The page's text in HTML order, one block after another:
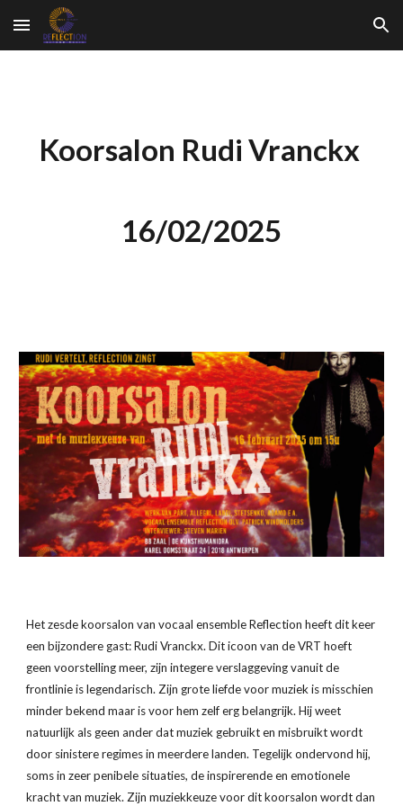
Skip to main content Skip to navigation
Koorsalon Rudi Vranckx
16/02/2025
Het zesde koorsalon van vocaal ensemble Reflection heeft dit keer
een bijzondere gast: Rudi Vranckx. Dit icoon van de VRT hoeft
geen voorstelling meer, zijn integere verslaggeving vanuit de
frontlinie is legendarisch. Zijn grote liefde voor muziek is misschien
minder bekend maar is voor hem zelf erg belangrijk. Hij weet
natuurlijk als geen ander dat muziek gebruikt en misbruikt wordt
door sinistere regimes in meerdere landen. Tegelijk ondervond hij,
soms in zeer penibele situaties, de inspirerende en emotionele
kracht van muziek. Zijn muziekkeuze voor dit koorsalon wordt dan